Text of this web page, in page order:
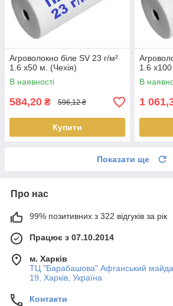
Агроволокно біле SV 23 г/м²
1.6 х50 м. (Чехія)
В наявності
584,20 ₴ 596,12 ₴
Купити
1.6
В
1
Показати ще
Про нас
99% позитивних з 322 відгуків за рік
Працює з 07.10.2014
м. Харків
ТЦ "Барабашова" Афганський
19, Харків, Україна
Контакти